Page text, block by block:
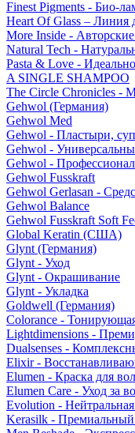
Finest Pigments - Био-
Heart Of Glass – Линия
More Inside -
Natural Tech -
Pasta & Love -
A SINGLE SHAMPOO
The Circle Chronicles -
Gehwol (Германия)
Gehwol Med
Gehwol - Пластыри,
Gehwol -
Gehwol -
Gehwol Fusskraft
Gehwol Gerlasan -
Gehwol Balance
Gehwol Fusskraft Soft
Global Keratin (США)
Glynt (Германия)
Glynt - Уход
Glynt - Окрашивание
Glynt - Укладка
Goldwell (Германия)
Colorance -
Lightdimensions -
Dualsenses -
Elixir -
Elumen - Краска для
Elumen Care - Уход за
Evolution -
Kerasilk - Премиальный